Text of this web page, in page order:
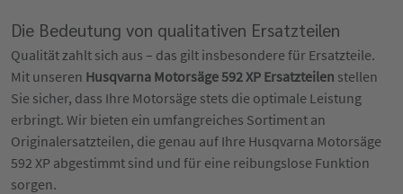
Die Bedeutung von qualitativen Ersatzteilen
Qualität zahlt sich aus – das gilt insbesondere für Ersatzteile.
Mit unseren Husqvarna Motorsäge 592 XP Ersatzteilen stellen
Sie sicher, dass Ihre Motorsäge stets die optimale Leistung
erbringt. Wir bieten ein umfangreiches Sortiment an
Originalersatzteilen, die genau auf Ihre Husqvarna Motorsäge
592 XP abgestimmt sind und für eine reibungslose Funktion
sorgen.